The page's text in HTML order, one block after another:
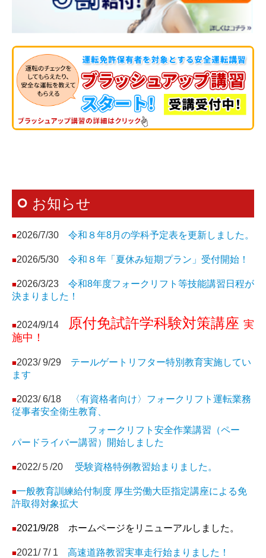
お知らせ
■2026/7/30 令和８年8月の学科予定表を更新しました。
■2026/5/30 令和８年「夏休み短期プラン」受付開始！
■2026/3/23
令和8年度フォークリフト等技能講習日程が
決まりました！
■2024/9/14 原付免試許学科験対策講座 実
施中！
■2023/ 9/29
テールゲートリフター特別教育実施してい
ます
■2023/ 6/18
〈有資格者向け〉フォークリフト運転業務
従事者安全衛生教育、
フォークリフト安全作業講習（ペー
パードライバー講習）開始しました
■2022/５/20 受験資格特例教習始まりました。
■一般教育訓練給付制度 厚生労働大臣指定講座による免
許取得対象拡大
■2021/9/28 ホームページをリニューアルしました。
■2021/ 7/ 1 高速道路教習実車走行始まりました！